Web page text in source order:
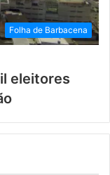
Folha de Barbacena
eleitores